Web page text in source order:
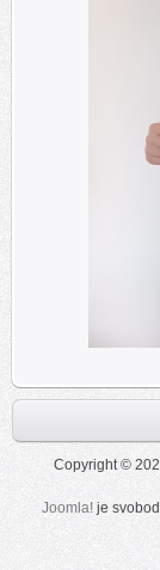
Copyright ©
Joomla!je